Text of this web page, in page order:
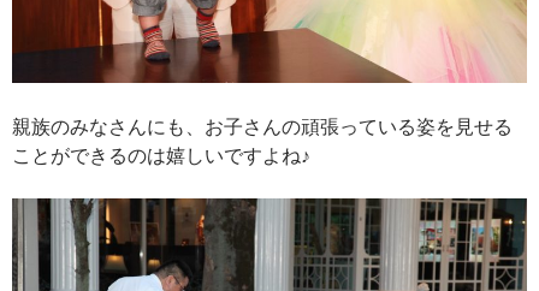
親族のみなさんにも、お子さんの頑張っている姿を見せる
ことができるのは嬉しいですよね♪